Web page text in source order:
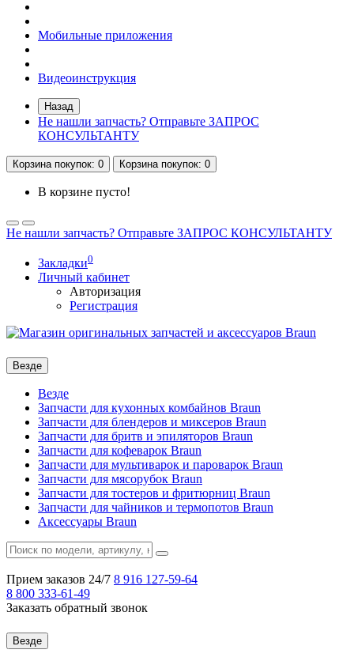
Мобильные приложения
Видеоинструкция
Назад
Не нашли запчасть? Отправьте ЗАПРОС
КОНСУЛЬТАНТУ
Корзинапокупок: 0 Корзинапокупок: 0
В корзине пусто!
Не нашли запчасть? Отправьте ЗАПРОС КОНСУЛЬТАНТУ
Закладки0
Личный кабинет
Авторизация
Регистрация
Везде
Везде
Запчасти для кухонных комбайнов Braun
Запчасти для блендеров и миксеров Braun
Запчасти для бритв и эпиляторов Braun
Запчасти для кофеварок Braun
Запчасти для мультиварок и пароварок Braun
Запчасти для мясорубок Braun
Запчасти для тостеров и фритюрниц Braun
Запчасти для чайников и термопотов Braun
Аксессуары Braun
Прием заказов 24/7 8 916 127-59-64
8 800 333-61-49
Заказать обратный звонок
Везде